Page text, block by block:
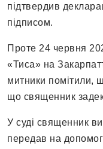
підтвердив
підписом.
Проте 24 червня
«Тиса» на
митники помітили,
що священник
У суді священник
передав на